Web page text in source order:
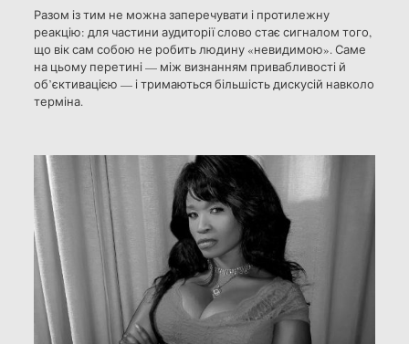
Разом із тим не можна заперечувати і протилежну
реакцію: для частини аудиторії слово стає сигналом того,
що вік сам собою не робить людину «невидимою». Саме
на цьому перетині — між визнанням привабливості й
об’єктивацією — і тримаються більшість дискусій навколо
терміна.